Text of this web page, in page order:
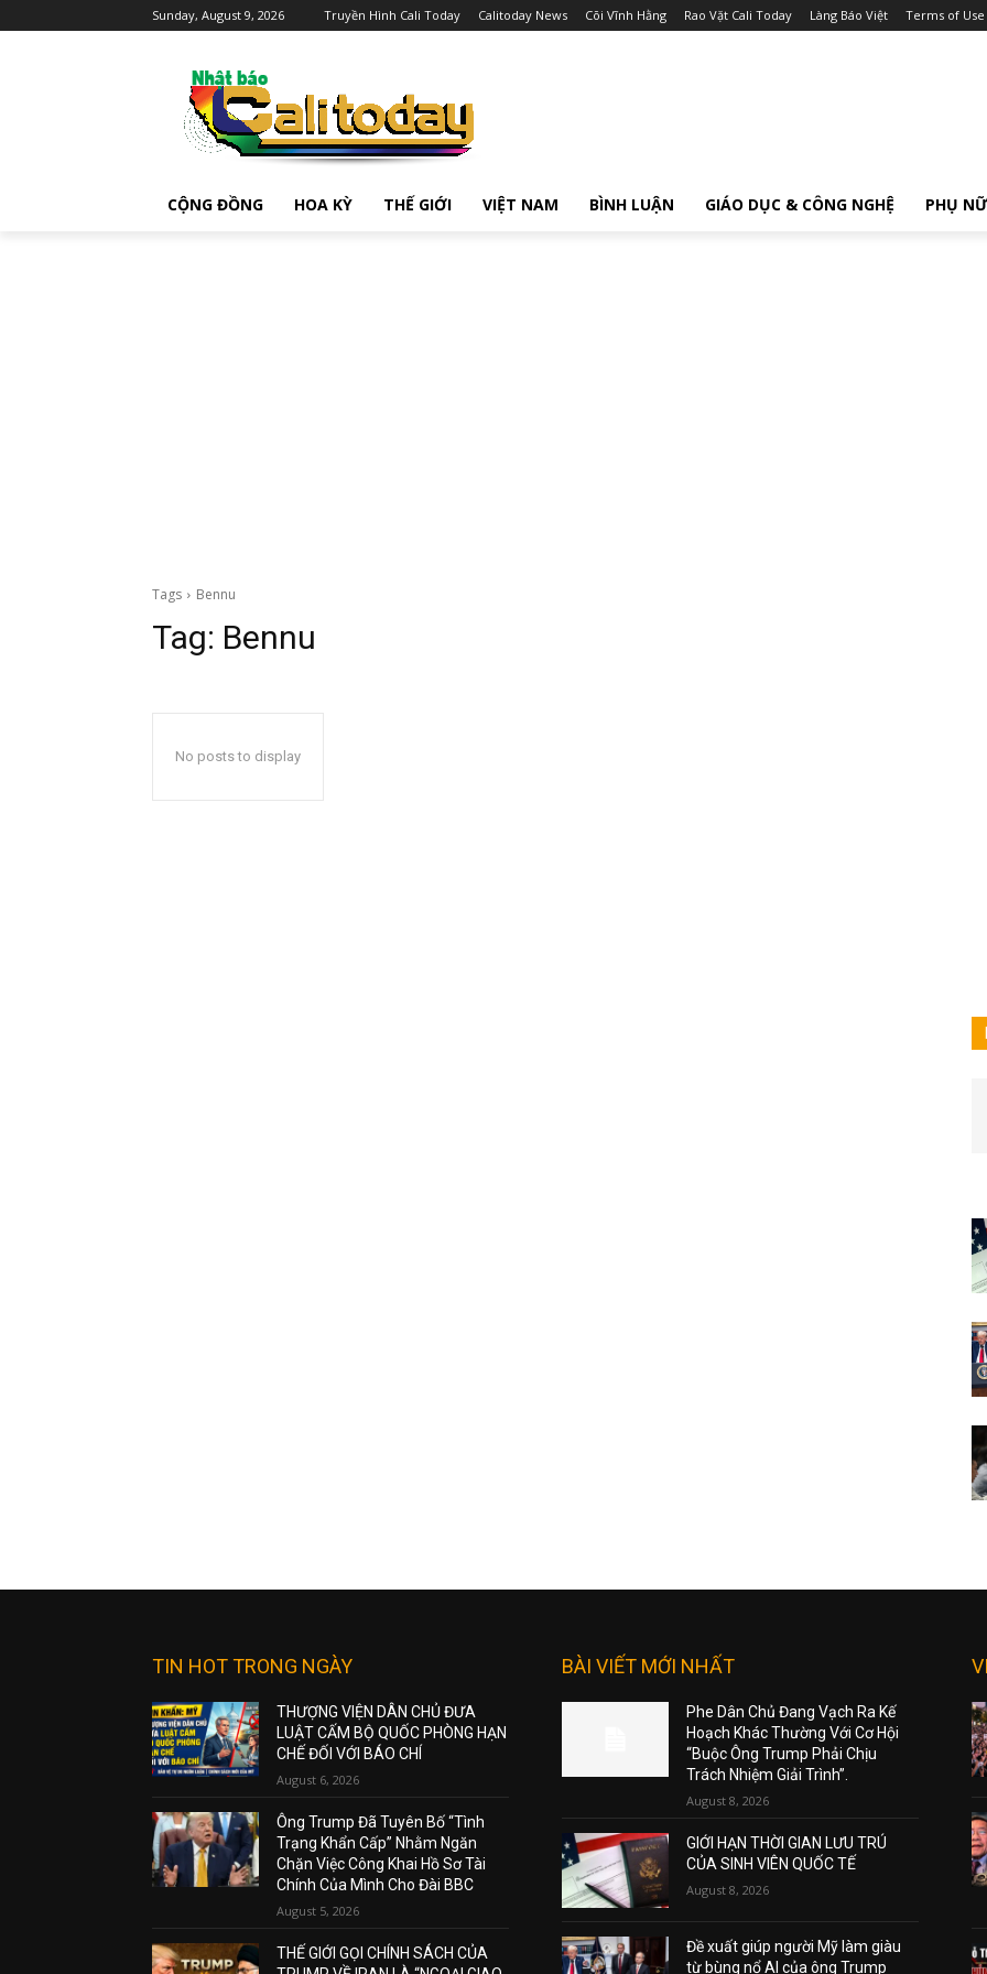
Sunday, August 9, 2026 Truyền Hình Cali Today Calitoday News Cõi Vĩnh Hằng Rao Vặt Cali Today Làng Báo Việt Terms of Use
CỘNG ĐỒNG HOA KỲ THẾ GIỚI VIỆT NAM BÌNH LUẬN GIÁO DỤC & CÔNG NGHỆ PHỤ NỮ
Tags Bennu
Tag: Bennu
No posts to display
TIN HOT TRONG NGÀY
THƯỢNG VIỆN DÂN CHỦ ĐƯA
LUẬT CẤM BỘ QUỐC PHÒNG HẠN
CHẾ ĐỐI VỚI BÁO CHÍ
August 6, 2026
Ông Trump Đã Tuyên Bố “Tình
Trạng Khẩn Cấp” Nhằm Ngăn
Chặn Việc Công Khai Hồ Sơ Tài
Chính Của Mình Cho Đài BBC
August 5, 2026
THẾ GIỚI GỌI CHÍNH SÁCH CỦA
BÀI VIẾT MỚI NHẤT
Phe Dân Chủ Đang Vạch Ra Kế
Hoạch Khác Thường Với Cơ Hội
“Buộc Ông Trump Phải Chịu
Trách Nhiệm Giải Trình”.
August 8, 2026
GIỚI HẠN THỜI GIAN LƯU TRÚ
CỦA SINH VIÊN QUỐC TẾ
August 8, 2026
Đề xuất giúp người Mỹ làm giàu
từ bùng nổ AI của ông Trump